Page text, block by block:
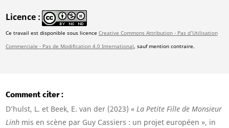
Licence
Ce travail est disponible sous licence Creative Commons Attribution - Pas d'Utilisation
Commerciale - Pas de Modification 4.0 International, sauf mention contraire.
Comment citer
D’hulst, L. et Beek, E. van der (2023) « La Petite Fille de Monsieur
Linhmis en scène par Guy Cassiers : un projet européen », in